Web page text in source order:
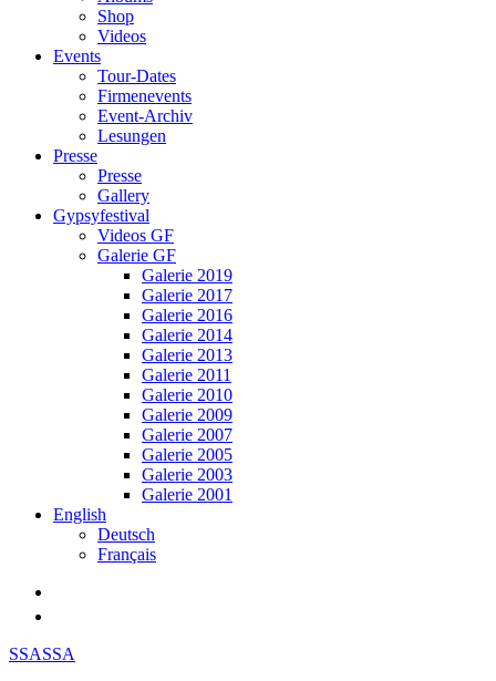
Shop
Videos
Events
Tour-Dates
Firmenevents
Event-Archiv
Lesungen
Presse
Presse
Gallery
Gypsyfestival
Videos GF
Galerie GF
Galerie 2019
Galerie 2017
Galerie 2016
Galerie 2014
Galerie 2013
Galerie 2011
Galerie 2010
Galerie 2009
Galerie 2007
Galerie 2005
Galerie 2003
Galerie 2001
English
Deutsch
Français
SSASSA